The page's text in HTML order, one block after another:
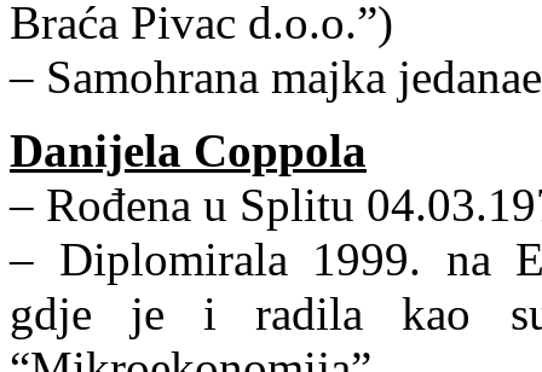
Braća Pivac d.o.o.”)
– Samohrana majka
Danijela Coppola
– Rođena u Splitu
– Diplomirala 1999. na
gdje je i radila kao